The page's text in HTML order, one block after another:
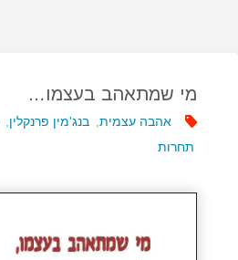
מי שמתאהב בעצמו…
אהבה עצמית בנג'מין פרנקלין
תחרות